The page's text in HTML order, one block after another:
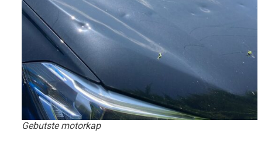
Gebutste motorkap